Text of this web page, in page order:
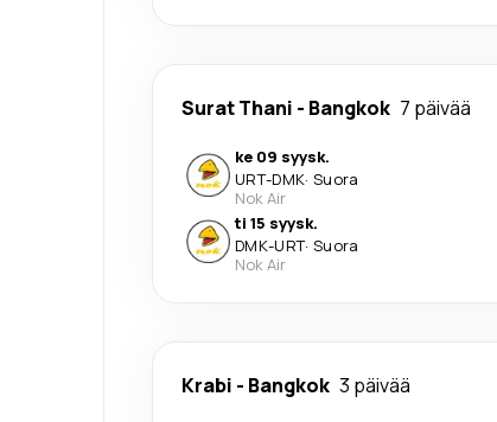
Surat Thani - Bangkok 7 päivää
ke 09 syysk.
URT-DMK· Suora
Nok Air
ti 15 syysk.
DMK-URT· Suora
Nok Air
Krabi - Bangkok 3 päivää